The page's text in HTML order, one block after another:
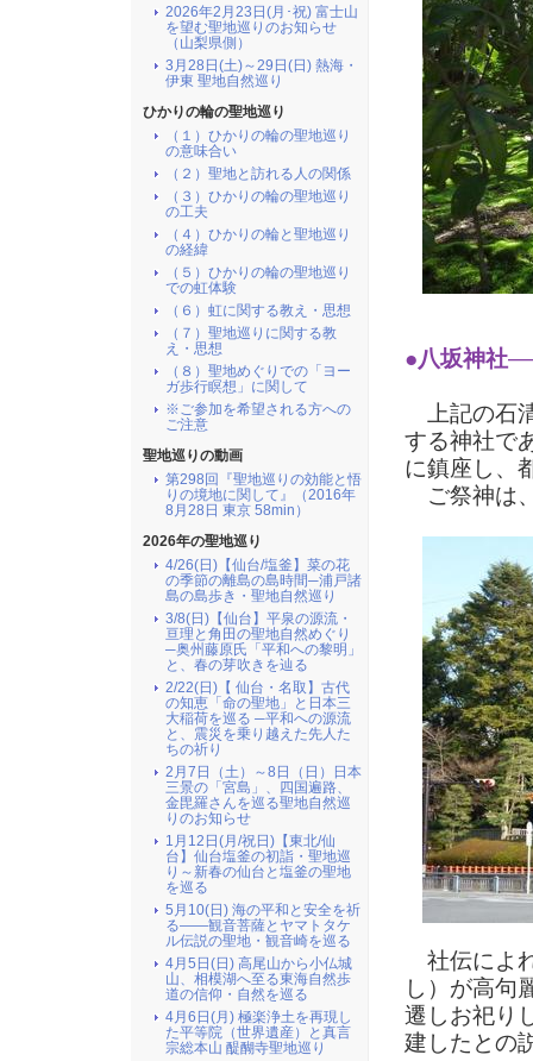
●八坂神社
上記の石
する神社で
に鎮座し、
ご祭神は
社伝によ
し）が高句
遷しお祀り
建したとの
2026年2月23日(月･祝) 富士山
を望む聖地巡りのお知らせ
（山梨県側）
3月28日(土)～29日(日) 熱海・
伊東 聖地自然巡り
ひかりの輪の聖地巡り
（１）ひかりの輪の聖地巡り
の意味合い
（２）聖地と訪れる人の関係
（３）ひかりの輪の聖地巡り
の工夫
（４）ひかりの輪と聖地巡り
の経緯
（５）ひかりの輪の聖地巡り
での虹体験
（６）虹に関する教え・思想
（７）聖地巡りに関する教
え・思想
（８）聖地めぐりでの「ヨー
ガ歩行瞑想」に関して
※ご参加を希望される方への
ご注意
聖地巡りの動画
第298回『聖地巡りの効能と悟
りの境地に関して』（2016年
8月28日 東京 58min）
2026年の聖地巡り
4/26(日)【仙台/塩釜】菜の花
の季節の離島の島時間─浦戸諸
島の島歩き・聖地自然巡り
3/8(日)【仙台】平泉の源流・
亘理と角田の聖地自然めぐり
─奥州藤原氏「平和への黎明」
と、春の芽吹きを辿る
2/22(日)【 仙台・名取】古代
の知恵「命の聖地」と日本三
大稲荷を巡る ─平和への源流
と、震災を乗り越えた先人た
ちの祈り
2月7日（土）～8日（日）日本
三景の「宮島」、四国遍路、
金毘羅さんを巡る聖地自然巡
りのお知らせ
1月12日(月/祝日)【東北/仙
台】仙台塩釜の初詣・聖地巡
り～新春の仙台と塩釜の聖地
を巡る
5月10(日) 海の平和と安全を祈
る――観音菩薩とヤマトタケ
ル伝説の聖地・観音崎を巡る
4月5日(日) 高尾山から小仏城
山、相模湖へ至る東海自然歩
道の信仰・自然を巡る
4月6日(月) 極楽浄土を再現し
た平等院（世界遺産）と真言
宗総本山 醍醐寺聖地巡り